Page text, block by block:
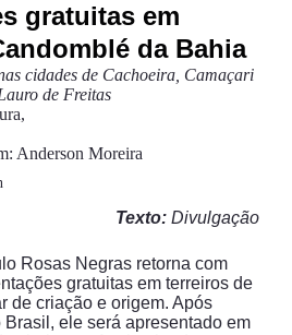
gratuitas em
da Bahia
cidades de Cachoeira, Camaçari
de Freitas
,
Anderson Moreira
Texto: Divulgação
Rosas Negras retorna com
gratuitas em terreiros de
de criação e origem. Após
ele será apresentado em